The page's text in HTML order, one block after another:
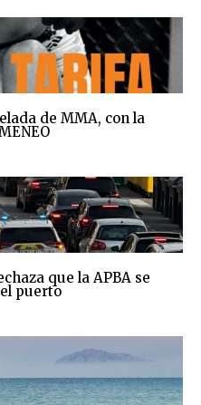
de MMA, con la
que la APBA se
puerto